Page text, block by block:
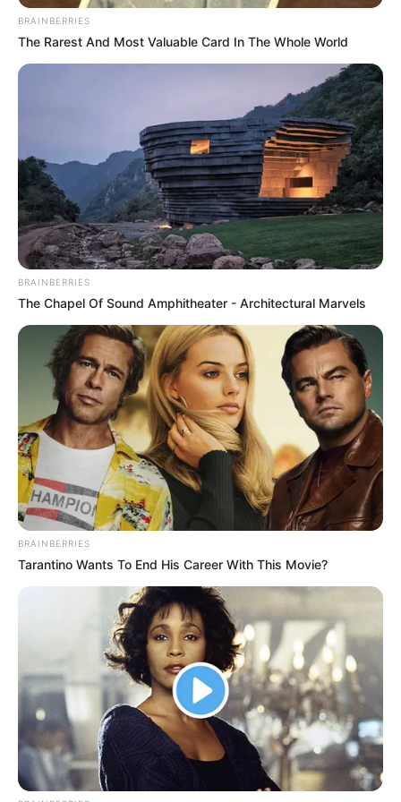
Enrolando o tecido na corda
2. Dobre a ponta da corda para baixo. Costure
alguns centímetros para que o tecido não saia do
lugar e para que a ponta não desmanche.
BRAINBERRIES
The Rarest And Most Valuable Card In The Whole World
BRAINBERRIES
The Chapel Of Sound Amphitheater - Architectural Marvels
BRAINBERRIES
Tarantino Wants To End His Career With This Movie?